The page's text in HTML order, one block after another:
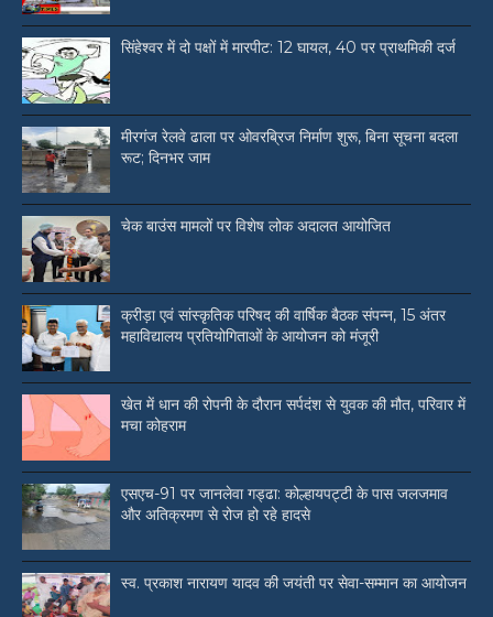
सिंहेश्वर में दो पक्षों में मारपीट: 12 घायल, 40 पर प्राथमिकी दर्ज
मीरगंज रेलवे ढाला पर ओवरब्रिज निर्माण शुरू, बिना सूचना बदला
रूट; दिनभर जाम
चेक बाउंस मामलों पर विशेष लोक अदालत आयोजित
क्रीड़ा एवं सांस्कृतिक परिषद की वार्षिक बैठक संपन्न, 15 अंतर
महाविद्यालय प्रतियोगिताओं के आयोजन को मंजूरी
खेत में धान की रोपनी के दौरान सर्पदंश से युवक की मौत, परिवार में
मचा कोहराम
एसएच-91 पर जानलेवा गड्ढा: कोल्हायपट्टी के पास जलजमाव
और अतिक्रमण से रोज हो रहे हादसे
स्व. प्रकाश नारायण यादव की जयंती पर सेवा-सम्मान का आयोजन